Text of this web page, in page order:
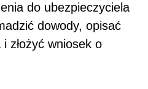
do ubezpieczyciela
dowody, opisać
złożyć wniosek o